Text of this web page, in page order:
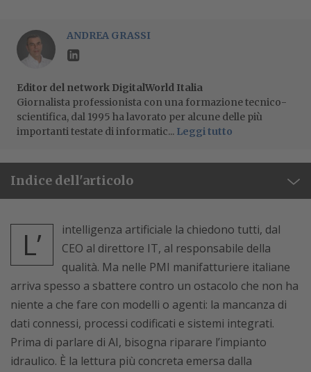
ANDREA GRASSI
Editor del network DigitalWorld Italia
Giornalista professionista con una formazione tecnico-
scientifica, dal 1995 ha lavorato per alcune delle più
importanti testate di informatic... Leggi tutto
Indice dell'articolo
L’
intelligenza artificiale la chiedono tutti, dal
CEO al direttore IT, al responsabile della
qualità. Ma nelle PMI manifatturiere italiane
arriva spesso a sbattere contro un ostacolo che non ha
niente a che fare con modelli o agenti: la mancanza di
dati connessi, processi codificati e sistemi integrati.
Prima di parlare di AI, bisogna riparare l’impianto
idraulico. È la lettura più concreta emersa dalla